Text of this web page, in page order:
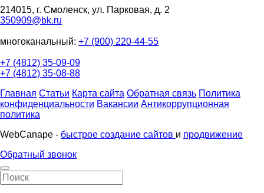
214015, г. Смоленск, ул. Парковая, д. 2
350909@bk.ru
многоканальный: +7 (900) 220-44-55
+7 (4812) 35-09-09
+7 (4812) 35-08-88
Главная Статьи Карта сайта Обратная связь Политика
конфиденциальности Вакансии Антикоррупционная
политика
WebCanape - быстрое создание сайтов и продвижение
Обратный звонок